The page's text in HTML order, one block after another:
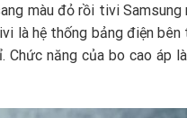
màu đỏ rồi tivi
là hệ thống bảng điện
năng của bo cao áp